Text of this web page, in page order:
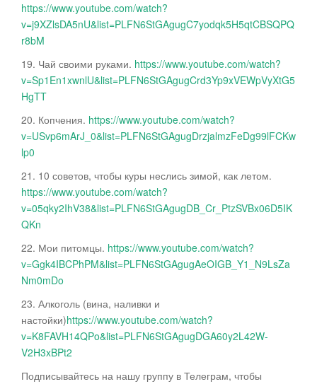
https://www.youtube.com/watch?
v=j9XZlsDA5nU&list=PLFN6StGAgugC7yodqk5H5qtCBSQPQ
r8bM
19. Чай своими руками. https://www.youtube.com/watch?
v=Sp1En1xwnlU&list=PLFN6StGAgugCrd3Yp9xVEWpVyXtG5
HgTT
20. Копчения. https://www.youtube.com/watch?
v=USvp6mArJ_0&list=PLFN6StGAgugDrzjalmzFeDg99lFCKw
lp0
21. 10 советов, чтобы куры неслись зимой, как летом.
https://www.youtube.com/watch?
v=05qky2IhV38&list=PLFN6StGAgugDB_Cr_PtzSVBx06D5IK
QKn
22. Мои питомцы. https://www.youtube.com/watch?
v=Ggk4IBCPhPM&list=PLFN6StGAgugAeOIGB_Y1_N9LsZa
Nm0mDo
23. Алкоголь (вина, наливки и
настойки)https://www.youtube.com/watch?
v=K8FAVH14QPo&list=PLFN6StGAgugDGA60y2L42W-
V2H3xBPt2
Подписывайтесь на нашу группу в Телеграм, чтобы